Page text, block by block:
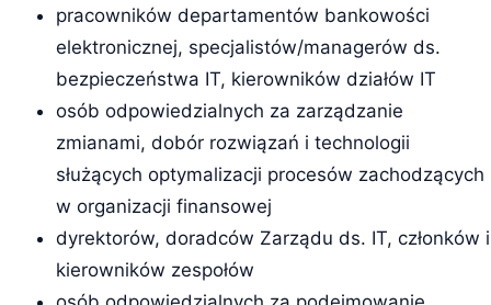
pracowników departamentów bankowości
elektronicznej, specjalistów/managerów ds.
bezpieczeństwa IT, kierowników działów IT
osób odpowiedzialnych za zarządzanie
zmianami, dobór rozwiązań i technologii
służących optymalizacji procesów zachodzących
w organizacji finansowej
dyrektorów, doradców Zarządu ds. IT, członków i
kierowników zespołów